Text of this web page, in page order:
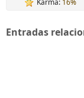
Karma: 16%
Entradas